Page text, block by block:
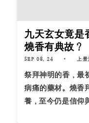
九天玄女竟是
燒香有典故？
SEP 08, 24 上
祭拜神明的香，最
病痛的藥材。燒香
養，至今仍是信仰